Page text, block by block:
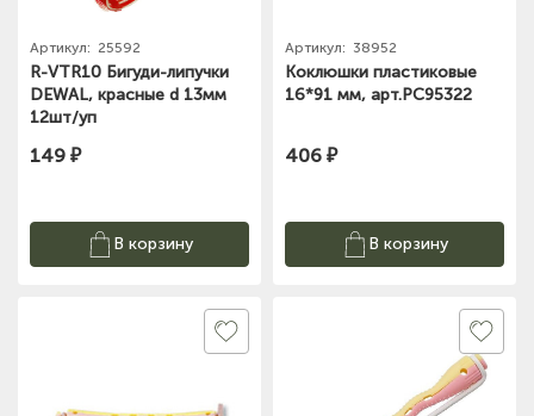
Артикул: 25592
R-VTR10 Бигуди-липучки
DEWAL, красные d 13мм
12шт/уп
149 ₽
В корзину
Артикул: 38952
Коклюшки пластиковые
16*91 мм, арт.PC95322
406 ₽
В корзину